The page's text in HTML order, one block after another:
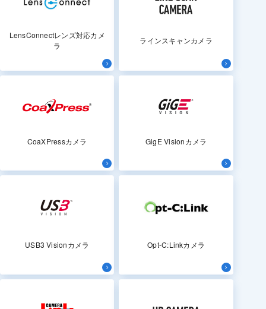
LensConnectレンズ対応カメ
ラ
ラインスキャンカメラ
CoaXPressカメラ GigE Visionカメラ
USB3 Visionカメラ Opt-C:Linkカメラ